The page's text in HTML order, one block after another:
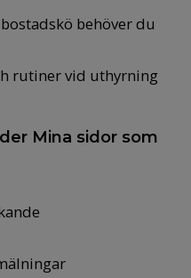
behöver du
rutiner vid uthyrning
Mina sidor som